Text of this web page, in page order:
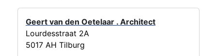
Geert van den Oetelaar . Architect
Lourdesstraat 2A
5017 AH Tilburg